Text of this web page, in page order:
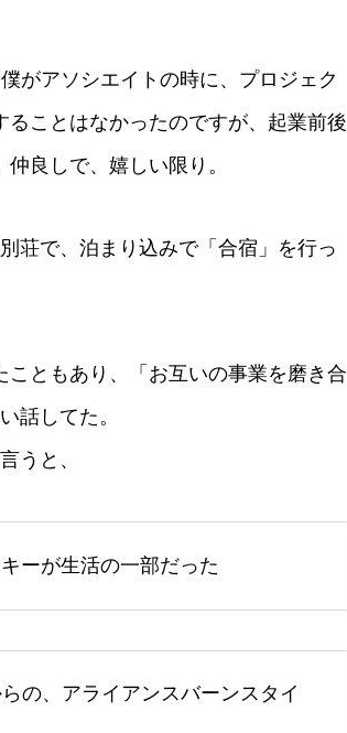
がアソシエイトの時に、プロジェク
ることはなかったのですが、起業前後
良しで、嬉しい限り。
荘で、泊まり込みで「合宿」を行っ
ともあり、「お互いの事業を磨き合
話してた。
うと、
ーが生活の一部だった
の、アライアンスバーンスタイ